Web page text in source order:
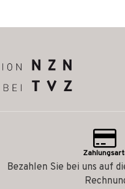
Bezahlen Sie bei uns auf